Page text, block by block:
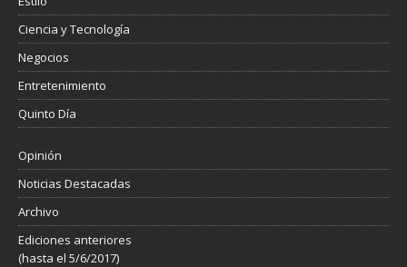
Ciencia y Tecnología
Negocios
Entretenimiento
Quinto Día
Opinión
Noticias Destacadas
Archivo
Ediciones anteriores
(hasta el 5/6/2017)